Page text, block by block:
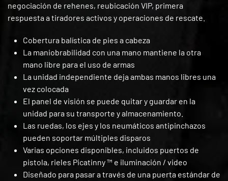
negociación de rehenes, reubicación VIP, primera
respuesta a tiradores activos y operaciones de rescate.
Cobertura balística de pies a cabeza
La maniobrabilidad con una mano mantiene la otra
mano libre para el uso de armas
La unidad independiente deja ambas manos libres una
vez colocada
El panel de visión se puede quitar y guardar en la
unidad para su transporte y almacenamiento.
Las ruedas, los ejes y los neumáticos antipinchazos
pueden soportar múltiples disparos
Varias opciones disponibles, incluidos puertos de
pistola, rieles Picatinny ™ e iluminación / video
Diseñado para pasar a través de una puerta estándar de